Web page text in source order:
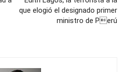
que elogió el designado primer
ministro de Perú